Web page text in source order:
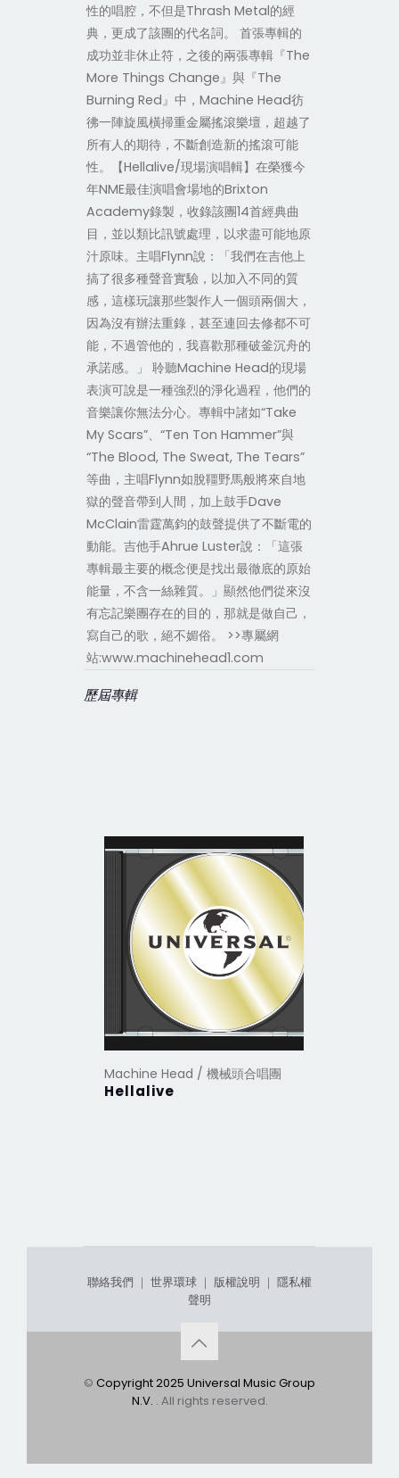
性的唱腔，不但是Thrash Metal的經
典，更成了該團的代名詞。 首張專輯的
成功並非休止符，之後的兩張專輯『The
More Things Change』與『The
Burning Red』中，Machine Head彷
彿一陣旋風橫掃重金屬搖滾樂壇，超越了
所有人的期待，不斷創造新的搖滾可能
性。【Hellalive/現場演唱輯】在榮獲今
年NME最佳演唱會場地的Brixton
Academy錄製，收錄該團14首經典曲
目，並以類比訊號處理，以求盡可能地原
汁原味。主唱Flynn說：「我們在吉他上
搞了很多種聲音實驗，以加入不同的質
感，這樣玩讓那些製作人一個頭兩個大，
因為沒有辦法重錄，甚至連回去修都不可
能，不過管他的，我喜歡那種破釜沉舟的
承諾感。」 聆聽Machine Head的現場
表演可說是一種強烈的淨化過程，他們的
音樂讓你無法分心。專輯中諸如“Take
My Scars”、“Ten Ton Hammer”與
“The Blood, The Sweat, The Tears”
等曲，主唱Flynn如脫韁野馬般將來自地
獄的聲音帶到人間，加上鼓手Dave
McClain雷霆萬鈞的鼓聲提供了不斷電的
動能。吉他手Ahrue Luster說：「這張
專輯最主要的概念便是找出最徹底的原始
能量，不含一絲雜質。」顯然他們從來沒
有忘記樂團存在的目的，那就是做自己，
寫自己的歌，絕不媚俗。 >>專屬網
站:www.machinehead1.com
歷屆專輯
Machine Head / 機械頭合唱團
Hellalive
聯絡我們 ｜ 世界環球 ｜ 版權說明 ｜ 隱私權
聲明
© Copyright 2025 Universal Music Group
N.V. . All rights reserved.